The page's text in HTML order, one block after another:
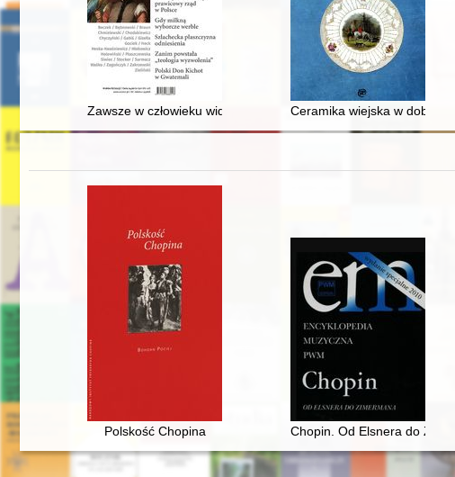
Zawsze w człowieku widzisz te najlepsze strony" : Zofia Kossak i
Ceramika wiejska w dobie
Polskość Chopina Chopin. Od Elsnera do